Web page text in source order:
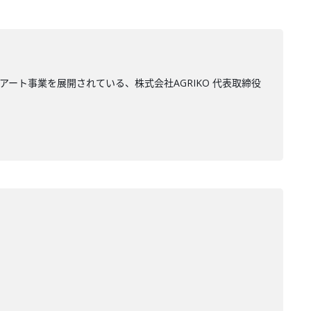
ト事業を展開されている、株式会社AGRIKO 代表取締役